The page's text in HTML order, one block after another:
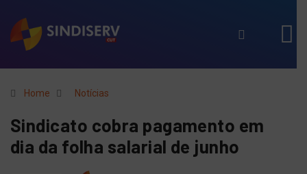
Home Notícias
Sindicato cobra pagamento em
dia da folha salarial de junho